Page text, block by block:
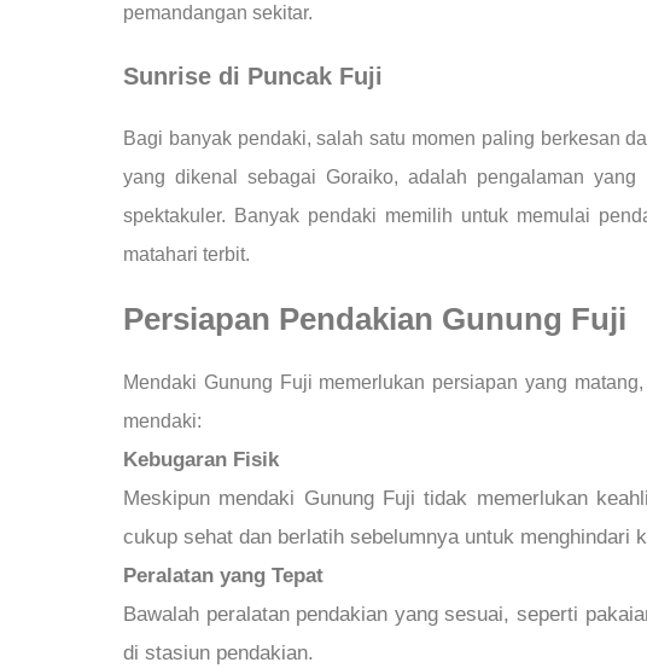
pemandangan sekitar.
Sunrise di Puncak Fuji
Bagi banyak pendaki, salah satu momen paling berkesan
yang dikenal sebagai Goraiko, adalah pengalaman
spektakuler. Banyak pendaki memilih untuk memulai
matahari terbit.
Persiapan Pendakian Gunung Fuji
Mendaki Gunung Fuji memerlukan persiapan yang
mendaki:
Kebugaran Fisik
Meskipun mendaki Gunung Fuji tidak memerlukan
cukup sehat dan berlatih sebelumnya untuk menghindari
Peralatan yang Tepat
Bawalah peralatan pendakian yang sesuai, seperti
di stasiun pendakian.